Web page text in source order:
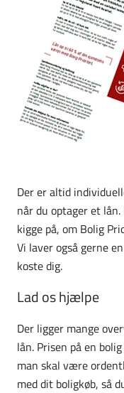
Der er altid
når du optager et
kigge på, om Bolig
Vi laver også gerne
koste dig.
Lad os hjælpe
Der ligger mange
lån. Prisen på en
man skal være
med dit boligkøb, så